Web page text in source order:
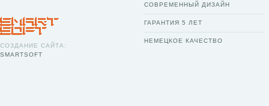
СОЗДАНИЕ САЙТА:
SMARTSOFT
СОВРЕМЕННЫЙ ДИЗАЙН
ГАРАНТИЯ 5 ЛЕТ
НЕМЕЦКОЕ КАЧЕСТВО